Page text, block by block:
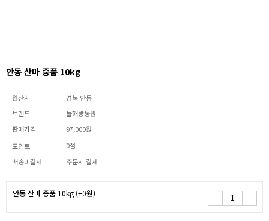
안동 산마 중품 10kg
원산지
경북 안동
브랜드
늘해랑농원
판매가격
97,000원
포인트
0점
배송비결제
주문시 결제
안동 산마 중품 10kg (+0원)